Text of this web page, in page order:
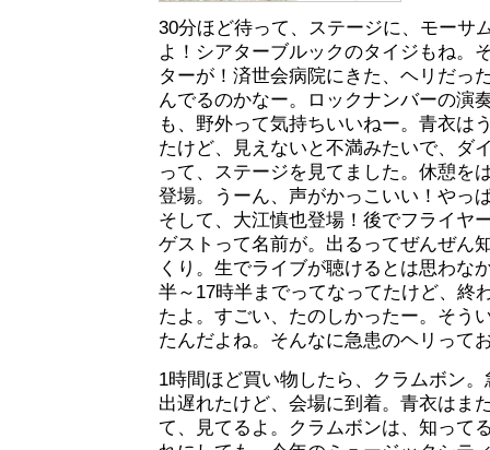
30分ほど待って、ステージに、モーサ
よ！シアターブルックのタイジもね。
ターが！済世会病院にきた、ヘリだっ
んでるのかなー。ロックナンバーの演
も、野外って気持ちいいねー。青衣は
たけど、見えないと不満みたいで、ダ
って、ステージを見てました。休憩を
登場。うーん、声がかっこいい！やっ
そして、大江慎也登場！後でフライヤ
ゲストって名前が。出るってぜんぜん
くり。生でライブが聴けるとは思わな
半～17時半までってなってたけど、終
たよ。すごい、たのしかったー。そう
たんだよね。そんなに急患のヘリって
1時間ほど買い物したら、クラムボン
出遅れたけど、会場に到着。青衣はま
て、見てるよ。クラムボンは、知って